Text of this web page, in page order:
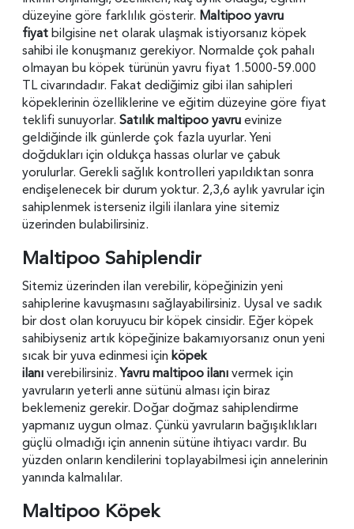
düzeyine göre farklılık gösterir. Maltipoo yavru
fiyatbilgisine net olarak ulaşmak istiyorsanız köpek
sahibi ile konuşmanız gerekiyor. Normalde çok pahalı
olmayan bu köpek türünün yavru fiyat 1.5000-59.000
TL civarındadır. Fakat dediğimiz gibi ilan sahipleri
köpeklerinin özelliklerine ve eğitim düzeyine göre fiyat
teklifi sunuyorlar. Satılık maltipoo yavruevinize
geldiğinde ilk günlerde çok fazla uyurlar. Yeni
doğdukları için oldukça hassas olurlar ve çabuk
yorulurlar. Gerekli sağlık kontrolleri yapıldıktan sonra
endişelenecek bir durum yoktur. 2,3,6 aylık yavrular için
sahiplenmek isterseniz ilgili ilanlara yine sitemiz
üzerinden bulabilirsiniz.
Maltipoo Sahiplendir
Sitemiz üzerinden ilan verebilir, köpeğinizin yeni
sahiplerine kavuşmasını sağlayabilirsiniz. Uysal ve sadık
bir dost olan koruyucu bir köpek cinsidir. Eğer köpek
sahibiyseniz artık köpeğinize bakamıyorsanız onun yeni
sıcak bir yuva edinmesi için köpek
ilanıverebilirsiniz.Yavru maltipoo ilanıvermek için
yavruların yeterli anne sütünü alması için biraz
beklemeniz gerekir. Doğar doğmaz sahiplendirme
yapmanız uygun olmaz. Çünkü yavruların bağışıklıkları
güçlü olmadığı için annenin sütüne ihtiyacı vardır. Bu
yüzden onların kendilerini toplayabilmesi için annelerinin
yanında kalmalılar.
Maltipoo Köpek